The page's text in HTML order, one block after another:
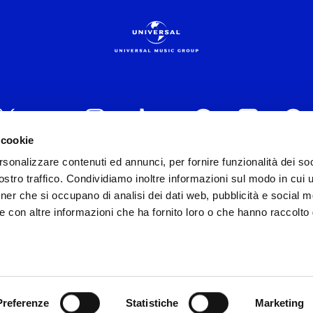
contenuti ed annunci, per fornire funzionalità dei
traffico. Condividiamo inoltre informazioni sul modo in cui
che si occupano di analisi dei dati web, pubblicità e social
con altre informazioni che ha fornito loro o che hanno raccolto
Statistiche Marketing
VEDI I
ITALIA s.r.l. (Società con unico socio) | Via Nervesa,
Iscritta al REA di Milano con il numero 966135 in
Capitale sociale Euro 2.000.000 interamente versato.
in tema di corporate compliance ed al fine di
e Cookie Policy|Riserva diritti|Diritti dell’utente sulla